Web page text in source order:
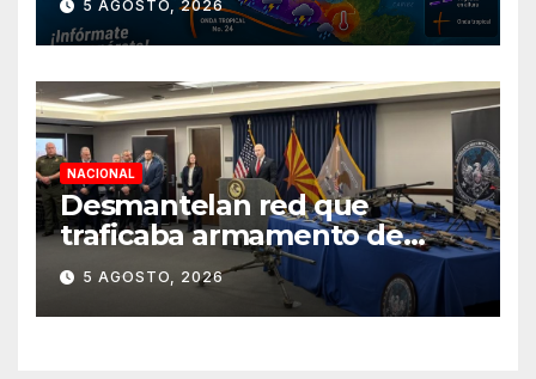
5 AGOSTO, 2026
NACIONAL
Desmantelan red que
traficaba armamento de
Arizona a México
5 AGOSTO, 2026